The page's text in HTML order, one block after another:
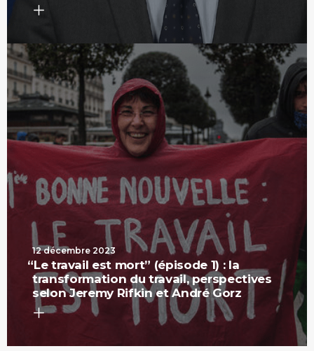
12 décembre 2023
“Le travail est mort” (épisode 1) : la
transformation du travail, perspectives
selon Jeremy Rifkin et André Gorz